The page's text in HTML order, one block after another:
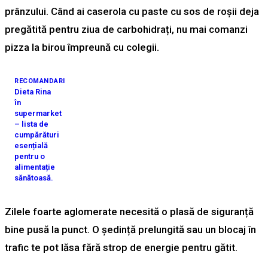
prânzului. Când ai caserola cu paste cu sos de roșii deja
pregătită pentru ziua de carbohidrați, nu mai comanzi
pizza la birou împreună cu colegii.
RECOMANDARI
Dieta Rina
în
supermarket
– lista de
cumpărături
esențială
pentru o
alimentație
sănătoasă.
Zilele foarte aglomerate necesită o plasă de siguranță
bine pusă la punct. O ședință prelungită sau un blocaj în
trafic te pot lăsa fără strop de energie pentru gătit.